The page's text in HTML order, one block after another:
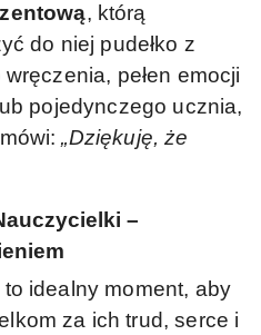
, którą
do niej pudełko z
pełen emocji
pojedynczego ucznia,
„Dziękuję, że
–
idealny moment, aby
za ich trud, serce i